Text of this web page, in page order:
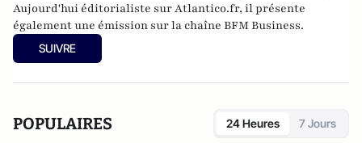
Aujourd'hui éditorialiste sur Atlantico.fr, il présente
également une émission sur la chaîne BFM Business.
SUIVRE
POPULAIRES 24 Heures 7 Jours